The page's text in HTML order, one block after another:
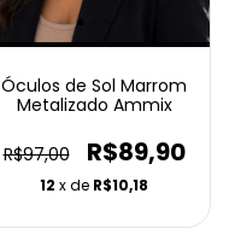
Óculos de Sol Marrom
Metalizado Ammix
R$97,00 R$89,90
12 x de R$10,18